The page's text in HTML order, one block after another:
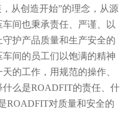
从创造开始”的理念，从源
间也秉承责任、严谨、以
护产品质量和生产安全的
间的员工们以饱满的精神
的工作，用规范的操作、
么是ROADFIT的责任、什
ROADFIT对质量和安全的